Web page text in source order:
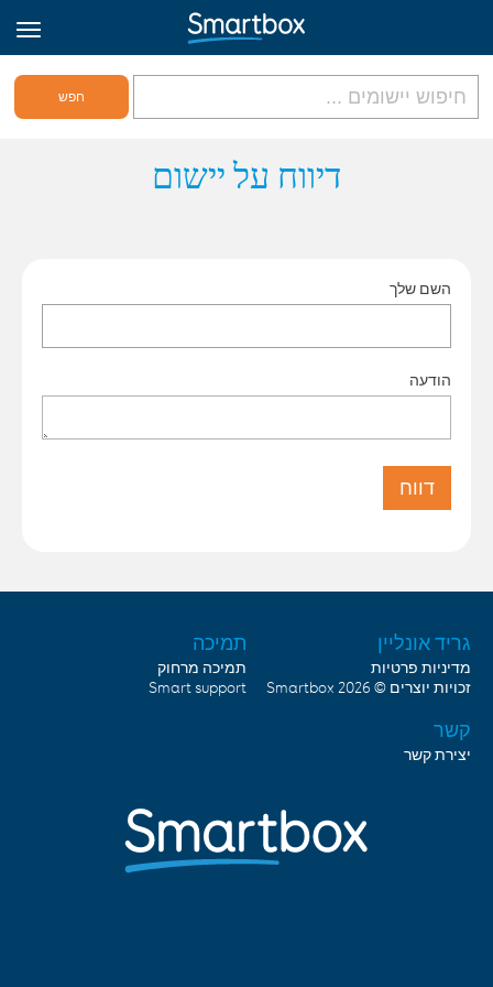
גריד אונליין
דיווח על יישום
השם שלך
הודעה
גריד אונליין
מדיניות פרטיות
זכויות יוצרים © 2026
Smartbox
תמיכה
תמיכה מרחוק
Smart support
קשר
יצירת קשר